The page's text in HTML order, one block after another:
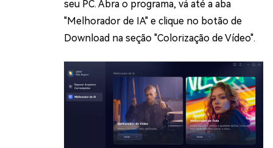
seu PC. Abra o programa, vá até a aba
"Melhorador de IA" e clique no botão de
Download na seção "Colorização de Vídeo".